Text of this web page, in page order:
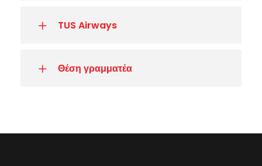
TUS Airways
Θέση γραμματέα